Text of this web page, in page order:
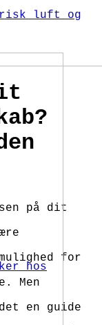
frisk luft og
hos
på dit
for
Men
en guide